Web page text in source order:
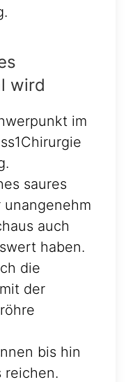
wird
im
saures
auch
haben.
die
der
bis hin
reichen.